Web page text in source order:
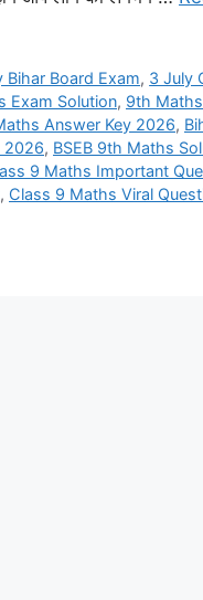
Bihar Board Exam, 3 July
Exam Solution, 9th
Answer Key 2026,
2026, BSEB 9th Maths
9 Maths Important
, Class 9 Maths Viral